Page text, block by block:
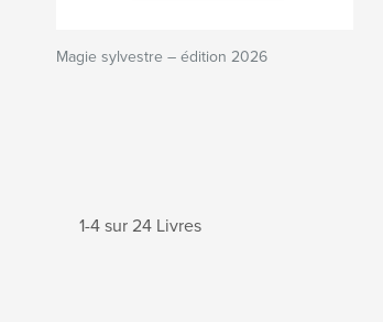
Magie sylvestre – édition 2026
1-4 sur 24 Livres